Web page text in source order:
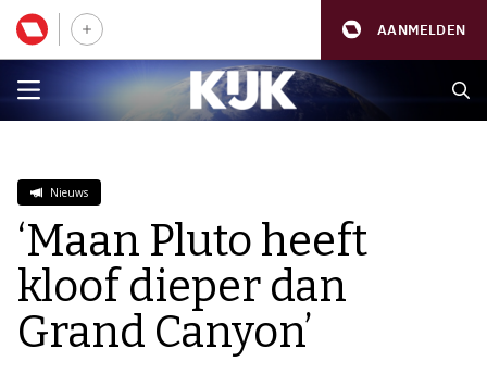
AANMELDEN
Nieuws
‘Maan Pluto heeft
kloof dieper dan
Grand Canyon’